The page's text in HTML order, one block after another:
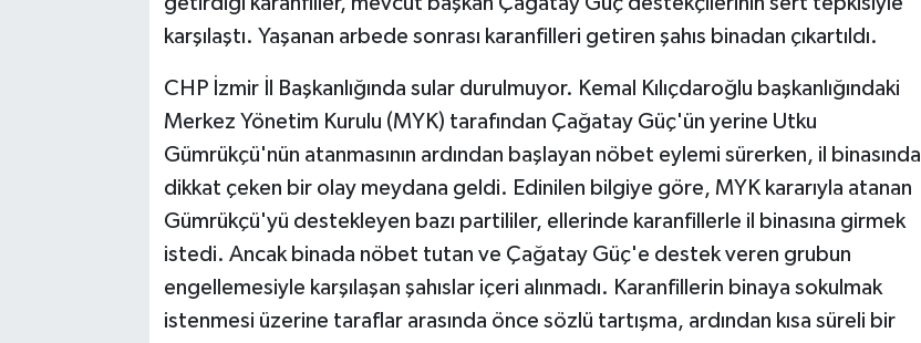
karşılaştı. Yaşanan arbede sonrası karanfilleri getiren şahıs binadan çıkartıldı.
CHP İzmir İl Başkanlığında sular durulmuyor. Kemal Kılıçdaroğlu başkanlığındaki
Merkez Yönetim Kurulu (MYK) tarafından Çağatay Güç'ün yerine Utku
Gümrükçü'nün atanmasının ardından başlayan nöbet eylemi sürerken, il binasında
dikkat çeken bir olay meydana geldi. Edinilen bilgiye göre, MYK kararıyla atanan
Gümrükçü'yü destekleyen bazı partililer, ellerinde karanfillerle il binasına girmek
istedi. Ancak binada nöbet tutan ve Çağatay Güç'e destek veren grubun
engellemesiyle karşılaşan şahıslar içeri alınmadı. Karanfillerin binaya sokulmak
istenmesi üzerine taraflar arasında önce sözlü tartışma, ardından kısa süreli bir